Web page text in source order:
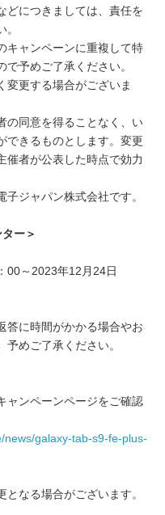
どにつきましては、責任を
キャンペーンに重複して特
予めご了承ください。
更する場合がございま
の同意を得ることなく、い
できるものとします。変更
催者が公表した時点で効力
ジャパン株式会社です。
ター ＞
00～2023年12月24日
答に時間がかかる場合やお
めご了承ください。
ャンペーンページをご確認
news/galaxy-tab-s9-fe-plus-
なる場合がございます。